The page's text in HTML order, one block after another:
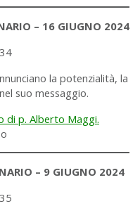
– 16 GIUGNO 2024
la potenzialità, la
suo messaggio.
di p. Alberto Maggi.
– 9 GIUGNO 2024